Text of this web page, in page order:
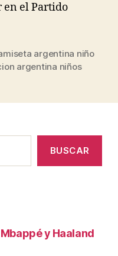
en el Partido
argentina niño
argentina niños
BUSCAR
y Haaland